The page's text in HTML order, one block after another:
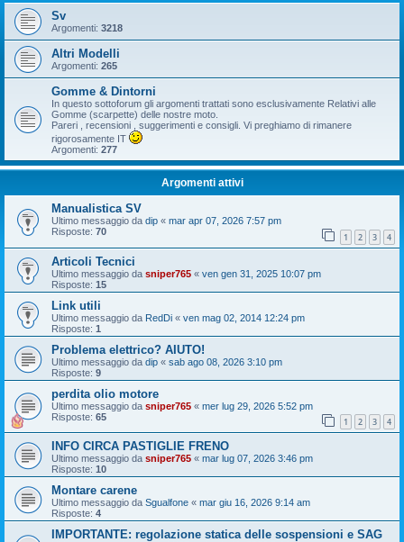
Sv
Argomenti: 3218
Altri Modelli
Argomenti: 265
Gomme & Dintorni
In questo sottoforum gli argomenti trattati sono esclusivamente Relativi alle
Gomme (scarpette) delle nostre moto.
Pareri , recensioni , suggerimenti e consigli. Vi preghiamo di rimanere
rigorosamente IT
Argomenti: 277
Argomenti attivi
Manualistica SV
Ultimo messaggio da dip « mar apr 07, 2026 7:57 pm
Risposte: 70 1 2 3 4
Articoli Tecnici
Ultimo messaggio da sniper765 « ven gen 31, 2025 10:07 pm
Risposte: 15
Link utili
Ultimo messaggio da RedDi « ven mag 02, 2014 12:24 pm
Risposte: 1
Problema elettrico? AIUTO!
Ultimo messaggio da dip « sab ago 08, 2026 3:10 pm
Risposte: 9
perdita olio motore
Ultimo messaggio da sniper765 « mer lug 29, 2026 5:52 pm
Risposte: 65 1 2 3 4
INFO CIRCA PASTIGLIE FRENO
Ultimo messaggio da sniper765 « mar lug 07, 2026 3:46 pm
Risposte: 10
Montare carene
Ultimo messaggio da Sgualfone « mar giu 16, 2026 9:14 am
Risposte: 4
IMPORTANTE: regolazione statica delle sospensioni e SAG